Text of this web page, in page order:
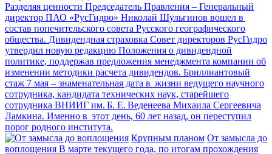
Разделяя ценности Председатель Правления – Генеральный
директор ПАО «РусГидро» Николай Шульгинов вошел в
состав попечительского совета Русского географического
общества. Дивидендная страховка Совет директоров РусГидро
утвердил новую редакцию Положения о дивидендной
политике, поддержав предложения менеджмента компании об
изменении методики расчета дивидендов. Бриллиантовый
стаж 7 мая – знаменательная дата в жизни ведущего научного
сотрудника, кандидата технических наук, старейшего
сотрудника ВНИИГ им. Б. Е. Веденеева Михаила Сергеевича
Ламкина. Именно в этот день, 60 лет назад, он переступил
порог родного института.
Крупным планом От замысла до
воплощения В марте текущего года, по итогам прохождения